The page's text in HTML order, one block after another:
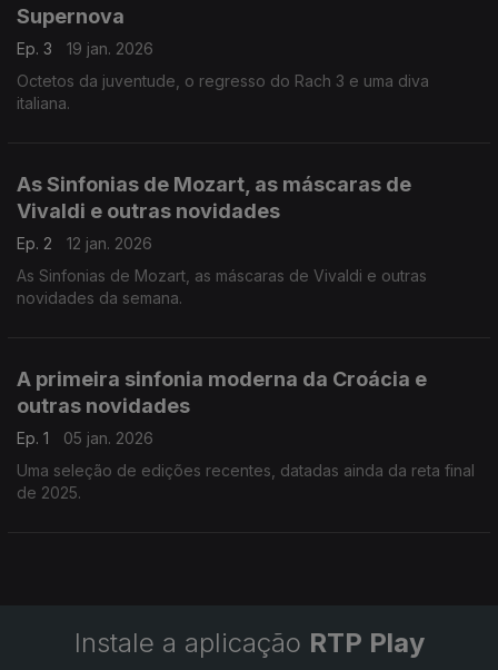
Supernova
Ep. 3
19 jan. 2026
Octetos da juventude, o regresso do Rach 3 e uma diva
italiana.
As Sinfonias de Mozart, as máscaras de
Vivaldi e outras novidades
Ep. 2
12 jan. 2026
As Sinfonias de Mozart, as máscaras de Vivaldi e outras
novidades da semana.
A primeira sinfonia moderna da Croácia e
outras novidades
Ep. 1
05 jan. 2026
Uma seleção de edições recentes, datadas ainda da reta final
de 2025.
Instale a aplicação RTP Play